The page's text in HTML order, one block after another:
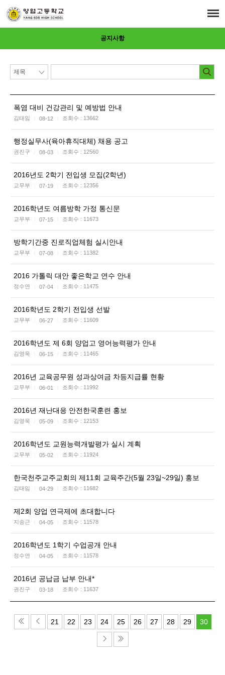
공지사항
폭염 대비 건강관리 및 예방법 안내
김태임 08-12 조회수 : 13662
행정실무사(육아휴직대체) 채용 공고
권진구 08-03 조회수 : 12560
2016년도 2학기 전입생 모집(2학년)
교무부 07-19 조회수 : 12356
2016학년도 여름방학 가정 통신문
교무부 07-15 조회수 : 11673
방학기간중 진로직업체험 실시안내
교무부 07-08 조회수 : 11382
2016 가톨릭 대안 좋은학교 연수 안내
정수연 07-04 조회수 : 11475
2016학년도 2학기 전입생 선발
교무부 06-27 조회수 : 11609
2016학년도 제 6회 양업고 영어능력평가 안내
김영욱 06-15 조회수 : 11465
2016년 교육공무원 성과상여금 차등지급률 현황
교무부 06-01 조회수 : 11992
2016년 재난대응 안전한국훈련 홍보
김영욱 05-09 조회수 : 12153
2016학년도 교원능력개발평가 실시 계획
교무부 05-02 조회수 : 11924
한국천주교주교회의 제11회 교육주간(5월 23일~29일) 홍보
김태임 04-29 조회수 : 11682
제2회 양업 연극제에 초대합니다
지송근 04-05 조회수 : 11578
2016학년도 1학기 수업공개 안내
정수연 04-05 조회수 : 11578
2016년 공납금 납부 안내*
권진구 03-18 조회수 : 11637
21 22 23 24 25 26 27 28 29 30